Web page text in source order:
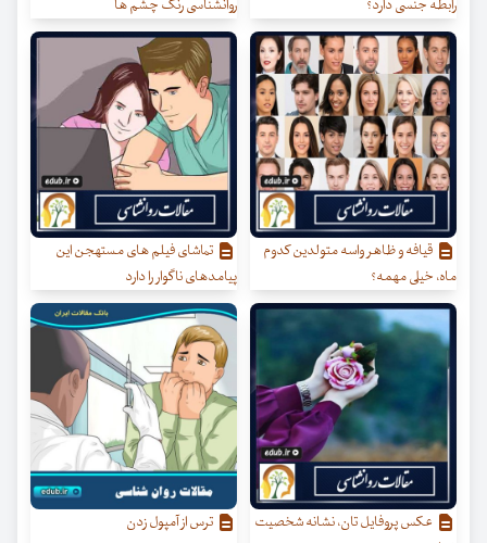
رابطه جنسی دارد؟ روانشناسی رنگ چشم ها
قیافه و ظاهر واسه متولدین کدوم
ماه، خیلی مهمه؟
تماشای فیلم های مستهجن این
پیامدهای ناگوار را دارد
عکس پروفایل تان، نشانه شخصیت
ترس از آمپول زدن